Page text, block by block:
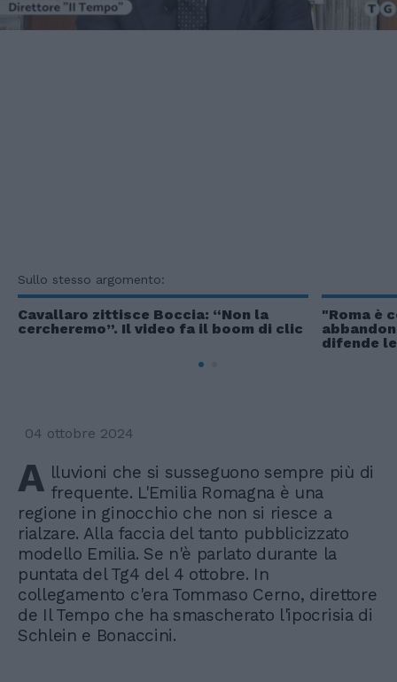
Sullo stesso argomento:
Cavallaro zittisce Boccia: “Non la
cercheremo”. Il video fa il boom di clic
"Roma è
difende
04 ottobre 2024
A lluvioni che si susseguono sempre più di
frequente. L'Emilia Romagna è una
regione in ginocchio che non si riesce a
rialzare. Alla faccia del tanto pubblicizzato
modello Emilia. Se n'è parlato durante la
puntata del Tg4 del 4 ottobre. In
collegamento c'era Tommaso Cerno, direttore
de Il Tempo che ha smascherato l'ipocrisia di
Schlein e Bonaccini.